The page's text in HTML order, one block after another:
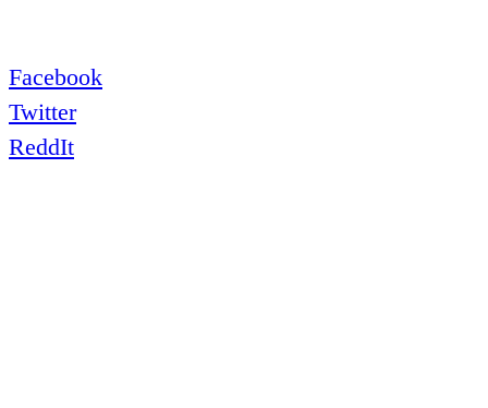
Facebook
Twitter
ReddIt